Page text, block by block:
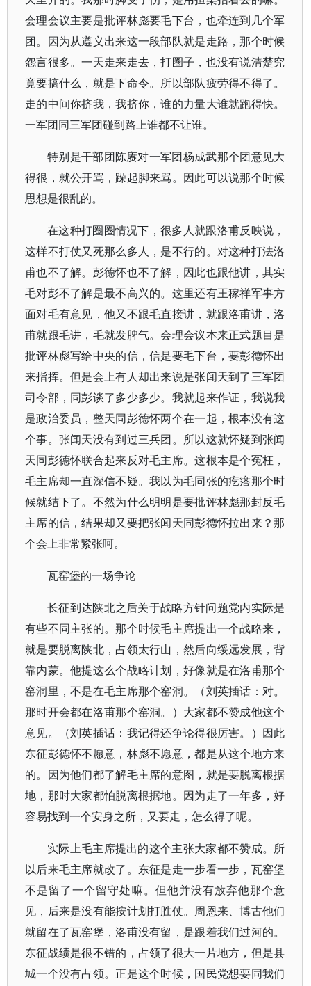
会理会议主要是批评林彪要毛下台，也牵连到几个军
团。因为从遵义出来这一段部队就是走路，那个时候
怨言很多。一天走来走去，打圈子，也没有说清楚究
竟要搞什么，就是下命令。所以部队疲劳得不得了。
走的中间你挤我，我挤你，谁的力量大谁就跑得快。
一军团同三军团碰到路上谁都不让谁。
特别是干部团陈赓对一军团杨成武那个团意见大
得很，就公开骂，跺起脚来骂。因此可以说那个时候
思想是很乱的。
在这种打圈圈情况下，很多人就跟洛甫反映说，
这样不打仗又死那么多人，是不行的。对这种打法洛
甫也不了解。彭德怀也不了解，因此也跟他讲，其实
毛对彭不了解是最不高兴的。这里还有王稼祥军事方
面对毛有意见，他又不跟毛直接讲，就跟洛甫讲，洛
甫就跟毛讲，毛就发脾气。会理会议本来正式题目是
批评林彪写给中央的信，信是要毛下台，要彭德怀出
来指挥。但是会上有人却出来说是张闻天到了三军团
司令部，同彭谈了多少多少。我就起来作证，我说我
是政治委员，整天同彭德怀两个在一起，根本没有这
个事。张闻天没有到过三兵团。所以这就怀疑到张闻
天同彭德怀联合起来反对毛主席。这根本是个冤枉，
毛主席却一直深信不疑。我以为毛同张的疙瘩那个时
候就结下了。不然为什么明明是要批评林彪那封反毛
主席的信，结果却又要把张闻天同彭德怀拉出来？那
个会上非常紧张呵。
瓦窑堡的一场争论
长征到达陕北之后关于战略方针问题党内实际是
有些不同主张的。那个时候毛主席提出一个战略来，
就是要脱离陕北，占领太行山，然后向绥远发展，背
靠内蒙。他提这么个战略计划，好像就是在洛甫那个
窑洞里，不是在毛主席那个窑洞。（刘英插话：对。
那时开会都在洛甫那个窑洞。）大家都不赞成他这个
意见。（刘英插话：我记得还争论得很厉害。）因此
东征彭德怀不愿意，林彪不愿意，都是从这个地方来
的。因为他们都了解毛主席的意图，就是要脱离根据
地，那时大家都怕脱离根据地。因为走了一年多，好
容易找到一个安身之所，又要走，怎么得了呢。
实际上毛主席提出的这个主张大家都不赞成。所
以后来毛主席就改了。东征是走一步看一步，瓦窑堡
不是留了一个留守处嘛。但他并没有放弃他那个意
见，后来是没有能按计划打胜仗。周恩来、博古他们
就留在了瓦窑堡，洛甫没有留，是跟着我们过河的。
东征战绩是很不错的，占领了很大一片地方，但是县
城一个没有占领。正是这个时候，国民党想要同我们